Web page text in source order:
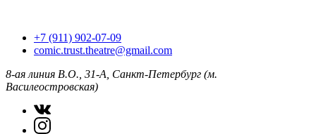
+7 (911) 902-07-09
comic.trust.theatre@gmail.com
8-ая линия В.О., 31-А, Санкт-Петербург (м.
Василеостровская)